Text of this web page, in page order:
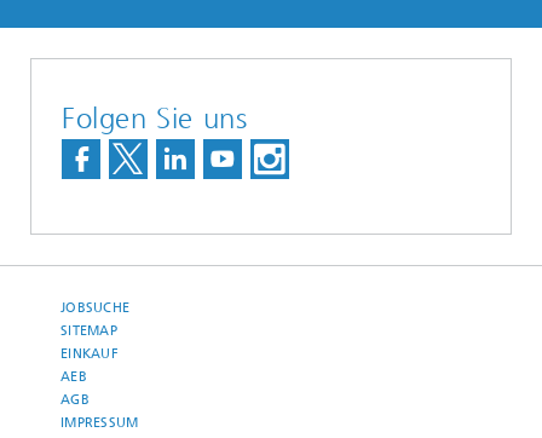
Folgen Sie uns
JOBSUCHE
SITEMAP
EINKAUF
AEB
AGB
IMPRESSUM